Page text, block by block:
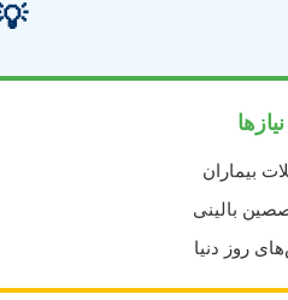
بیماران
بالینی
روز دنیا